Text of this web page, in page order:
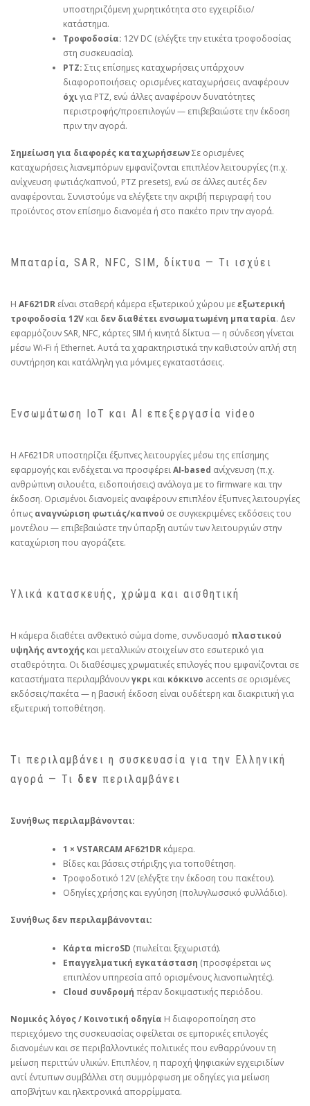
υποστηριζόμενη χωρητικότητα στο εγχειρίδιο/
κατάστημα.
Τροφοδοσία: 12V DC (ελέγξτε την ετικέτα τροφοδοσίας
στη συσκευασία).
PTZ: Στις επίσημες καταχωρήσεις υπάρχουν
διαφοροποιήσεις· ορισμένες καταχωρήσεις αναφέρουν
όχιγια PTZ, ενώ άλλες αναφέρουν δυνατότητες
περιστροφής/προεπιλογών — επιβεβαιώστε την έκδοση
πριν την αγορά.
Σημείωση για διαφορές καταχωρήσεωνΣε ορισμένες
καταχωρήσεις λιανεμπόρων εμφανίζονται επιπλέον λειτουργίες (π.χ.
ανίχνευση φωτιάς/καπνού, PTZ presets), ενώ σε άλλες αυτές δεν
αναφέρονται. Συνιστούμε να ελέγξετε την ακριβή περιγραφή του
προϊόντος στον επίσημο διανομέα ή στο πακέτο πριν την αγορά.
Μπαταρία, SAR, NFC, SIM, δίκτυα — Τι ισχύει
Η AF621DR είναι σταθερή κάμερα εξωτερικού χώρου μεεξωτερική
τροφοδοσία 12V και δεν διαθέτει ενσωματωμένη μπαταρία. Δεν
εφαρμόζουν SAR, NFC, κάρτες SIM ή κινητά δίκτυα — η σύνδεση γίνεται
μέσω Wi‑Fi ή Ethernet. Αυτά τα χαρακτηριστικά την καθιστούν απλή στη
συντήρηση και κατάλληλη για μόνιμες εγκαταστάσεις.
Ενσωμάτωση IoT και AI επεξεργασία video
Η AF621DR υποστηρίζει έξυπνες λειτουργίες μέσω της επίσημης
εφαρμογής και ενδέχεται να προσφέρειAI‑based ανίχνευση (π.χ.
ανθρώπινη σιλουέτα, ειδοποιήσεις) ανάλογα με το firmware και την
έκδοση. Ορισμένοι διανομείς αναφέρουν επιπλέον έξυπνες λειτουργίες
όπως αναγνώριση φωτιάς/καπνού σε συγκεκριμένες εκδόσεις του
μοντέλου — επιβεβαιώστε την ύπαρξη αυτών των λειτουργιών στην
καταχώριση που αγοράζετε.
Υλικά κατασκευής, χρώμα και αισθητική
Η κάμερα διαθέτει ανθεκτικό σώμα dome, συνδυασμό πλαστικού
υψηλής αντοχής και μεταλλικών στοιχείων στο εσωτερικό για
σταθερότητα. Οι διαθέσιμες χρωματικές επιλογές που εμφανίζονται σε
καταστήματα περιλαμβάνουνγκρι και κόκκινο accents σε ορισμένες
εκδόσεις/πακέτα — η βασική έκδοση είναι ουδέτερη και διακριτική για
εξωτερική τοποθέτηση.
Τι περιλαμβάνει η συσκευασία για την Ελληνική
αγορά — Τι δεν περιλαμβάνει
Συνήθως περιλαμβάνονται:
1 × VSTARCAM AF621DR κάμερα.
Βίδες και βάσεις στήριξης για τοποθέτηση.
Τροφοδοτικό 12V (ελέγξτε την έκδοση του πακέτου).
Οδηγίες χρήσης και εγγύηση (πολυγλωσσικό φυλλάδιο).
Συνήθως δεν περιλαμβάνονται:
Κάρτα microSD (πωλείται ξεχωριστά).
Επαγγελματική εγκατάσταση (προσφέρεται ως
επιπλέον υπηρεσία από ορισμένους λιανοπωλητές).
Cloud συνδρομή πέραν δοκιμαστικής περιόδου.
Νομικός λόγος / Κοινοτική οδηγία Η διαφοροποίηση στο
περιεχόμενο της συσκευασίας οφείλεται σε εμπορικές επιλογές
διανομέων και σε περιβαλλοντικές πολιτικές που ενθαρρύνουν τη
μείωση περιττών υλικών. Επιπλέον, η παροχή ψηφιακών εγχειριδίων
αντί έντυπων συμβάλλει στη συμμόρφωση με οδηγίες για μείωση
αποβλήτων και ηλεκτρονικά απορρίμματα.